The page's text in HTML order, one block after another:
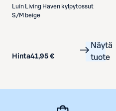
Luin Living Haven kylpytossut
S/M beige
Hinta41,95 €
Näytä
tuote